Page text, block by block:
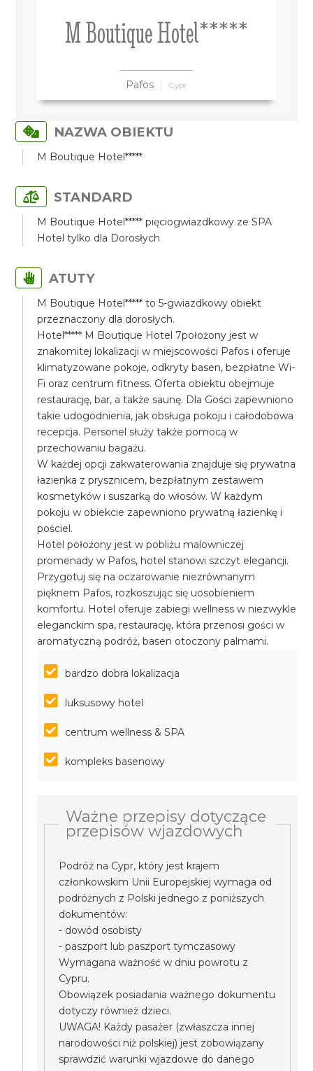
M Boutique Hotel*****
Pafos Cypr
NAZWA OBIEKTU
M Boutique Hotel*****
STANDARD
M Boutique Hotel***** pięciogwiazdkowy ze SPA
Hotel tylko dla Dorosłych
ATUTY
M Boutique Hotel***** to 5-gwiazdkowy obiekt
przeznaczony dla dorosłych.
Hotel***** M Boutique Hotel 7położony jest w
znakomitej lokalizacji w miejscowości Pafos i oferuje
klimatyzowane pokoje, odkryty basen, bezpłatne Wi-
Fi oraz centrum fitness. Oferta obiektu obejmuje
restaurację, bar, a także saunę. Dla Gości zapewniono
takie udogodnienia, jak obsługa pokoju i całodobowa
recepcja. Personel służy także pomocą w
przechowaniu bagażu.
W każdej opcji zakwaterowania znajduje się prywatna
łazienka z prysznicem, bezpłatnym zestawem
kosmetyków i suszarką do włosów. W każdym
pokoju w obiekcie zapewniono prywatną łazienkę i
pościel.
Hotel położony jest w pobliżu malowniczej
promenady w Pafos, hotel stanowi szczyt elegancji.
Przygotuj się na oczarowanie niezrównanym
pięknem Pafos, rozkoszując się uosobieniem
komfortu. Hotel oferuje zabiegi wellness w niezwykle
eleganckim spa, restaurację, która przenosi gości w
aromatyczną podróż, basen otoczony palmami.
bardzo dobra lokalizacja
luksusowy hotel
centrum wellness & SPA
kompleks basenowy
Ważne przepisy dotyczące
przepisów wjazdowych
Podróż na Cypr, który jest krajem
członkowskim Unii Europejskiej wymaga od
podróżnych z Polski jednego z poniższych
dokumentów:
- dowód osobisty
- paszport lub paszport tymczasowy
Wymagana ważność w dniu powrotu z
Cypru.
Obowiązek posiadania ważnego dokumentu
dotyczy również dzieci.
UWAGA! Każdy pasażer (zwłaszcza innej
narodowości niż polskiej) jest zobowiązany
sprawdzić warunki wjazdowe do danego